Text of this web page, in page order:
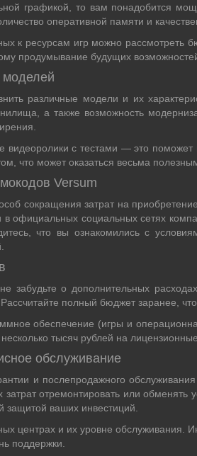
графикой, то вам понадобится
оперативной памяти и
к ресурсам игр можно
продумывание будущих
моделей
различные модели и их
а также возможность
видеоролики с тестами — это
что может оказаться весьма
Versum
сокращения затрат на
в официальных социальных сетях
что вы ознакомились с
забудьте о дополнительных
полный бюджет заранее,
обеспечение (игры и
тысяч рублей на
обслуживание
и послепродажного
отремонтировать или обменять
защитой ваших инвестиций.
центрах и их уровне обслуживания.
поддержки.